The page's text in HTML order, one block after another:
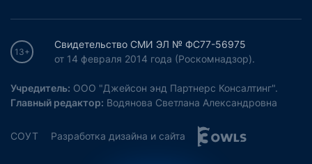
13+
Свидетельство СМИ ЭЛ № ФС77-56975
от 14 февраля 2014 года (Роскомнадзор).
Учредитель: ООО "Джейсон энд Партнерс Консалтинг".
Главный редактор: Водянова Светлана Александровна
СОУТ Разработка дизайна и сайта